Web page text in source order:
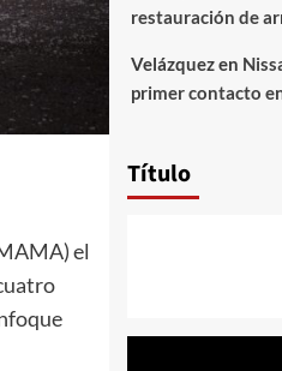
el
restauración de
Velázquezen
primer contacto
Título